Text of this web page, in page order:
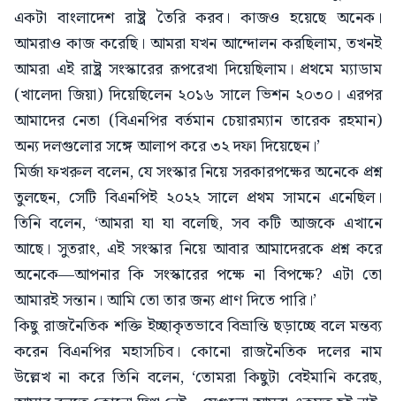
একটা বাংলাদেশ রাষ্ট্র তৈরি করব। কাজও হয়েছে অনেক।
আমরাও কাজ করেছি। আমরা যখন আন্দোলন করছিলাম, তখনই
আমরা এই রাষ্ট্র সংস্কারের রূপরেখা দিয়েছিলাম। প্রথমে ম্যাডাম
(খালেদা জিয়া) দিয়েছিলেন ২০১৬ সালে ভিশন ২০৩০। এরপর
আমাদের নেতা (বিএনপির বর্তমান চেয়ারম্যান তারেক রহমান)
অন্য দলগুলোর সঙ্গে আলাপ করে ৩২ দফা দিয়েছেন।’
মির্জা ফখরুল বলেন, যে সংস্কার নিয়ে সরকারপক্ষের অনেকে প্রশ্ন
তুলছেন, সেটি বিএনপিই ২০২২ সালে প্রথম সামনে এনেছিল।
তিনি বলেন, ‘আমরা যা যা বলেছি, সব কটি আজকে এখানে
আছে। সুতরাং, এই সংস্কার নিয়ে আবার আমাদেরকে প্রশ্ন করে
অনেকে—আপনার কি সংস্কারের পক্ষে না বিপক্ষে? এটা তো
আমারই সন্তান। আমি তো তার জন্য প্রাণ দিতে পারি।’
কিছু রাজনৈতিক শক্তি ইচ্ছাকৃতভাবে বিভ্রান্তি ছড়াচ্ছে বলে মন্তব্য
করেন বিএনপির মহাসচিব। কোনো রাজনৈতিক দলের নাম
উল্লেখ না করে তিনি বলেন, ‘তোমরা কিছুটা বেইমানি করেছ,